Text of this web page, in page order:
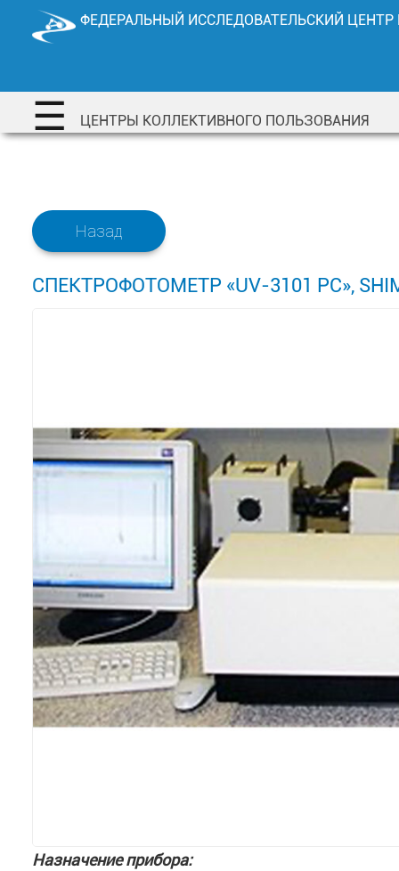
Перейти
ФЕДЕРАЛЬНЫЙ ИССЛЕДОВАТЕЛЬСКИЙ
☰ ЦЕНТРЫ КОЛЛЕКТИВНОГО ПОЛЬЗОВАНИЯ
Назад
СПЕКТРОФОТОМЕТР «UV-3101 PC»,
Назначение прибора: